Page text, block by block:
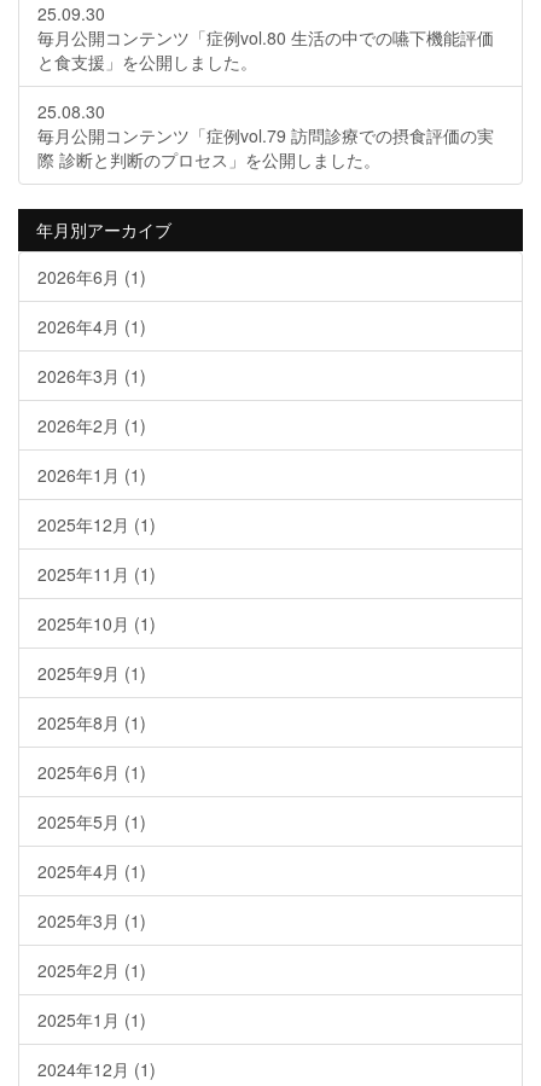
25.09.30
毎月公開コンテンツ「症例vol.80 生活の中での嚥下機能評価
と食支援」を公開しました。
25.08.30
毎月公開コンテンツ「症例vol.79 訪問診療での摂食評価の実
際 診断と判断のプロセス」を公開しました。
年月別アーカイブ
2026年6月 (1)
2026年4月 (1)
2026年3月 (1)
2026年2月 (1)
2026年1月 (1)
2025年12月 (1)
2025年11月 (1)
2025年10月 (1)
2025年9月 (1)
2025年8月 (1)
2025年6月 (1)
2025年5月 (1)
2025年4月 (1)
2025年3月 (1)
2025年2月 (1)
2025年1月 (1)
2024年12月 (1)